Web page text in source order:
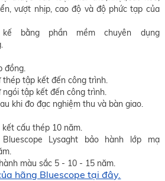
vượt nhịp, cao độ và độ phức tạp của
bằng phần mềm chuyên dụng
đồng.
tập kết đến công trình.
tập kết đến công trình.
khi đo đạc nghiệm thu và bàn giao.
cấu thép 10 năm.
Lysaght bảo hành lớp mạ
màu sắc 5 - 10 - 15 năm.
hãng Bluescope tại đây.